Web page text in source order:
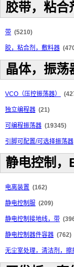
胶带，粘合
带 (5210)
胶，粘合剂，敷料器
晶体，振荡
VCO（压控振荡器）
独立编程器 (21)
可编程振荡器 (19345)
引脚可配置/可选择振荡器
静电控制，
电离装置 (162)
静电控制服 (209)
静电控制接地线，带
静电控制器件容器 (762)
无尘室处理，清洁剂，擦